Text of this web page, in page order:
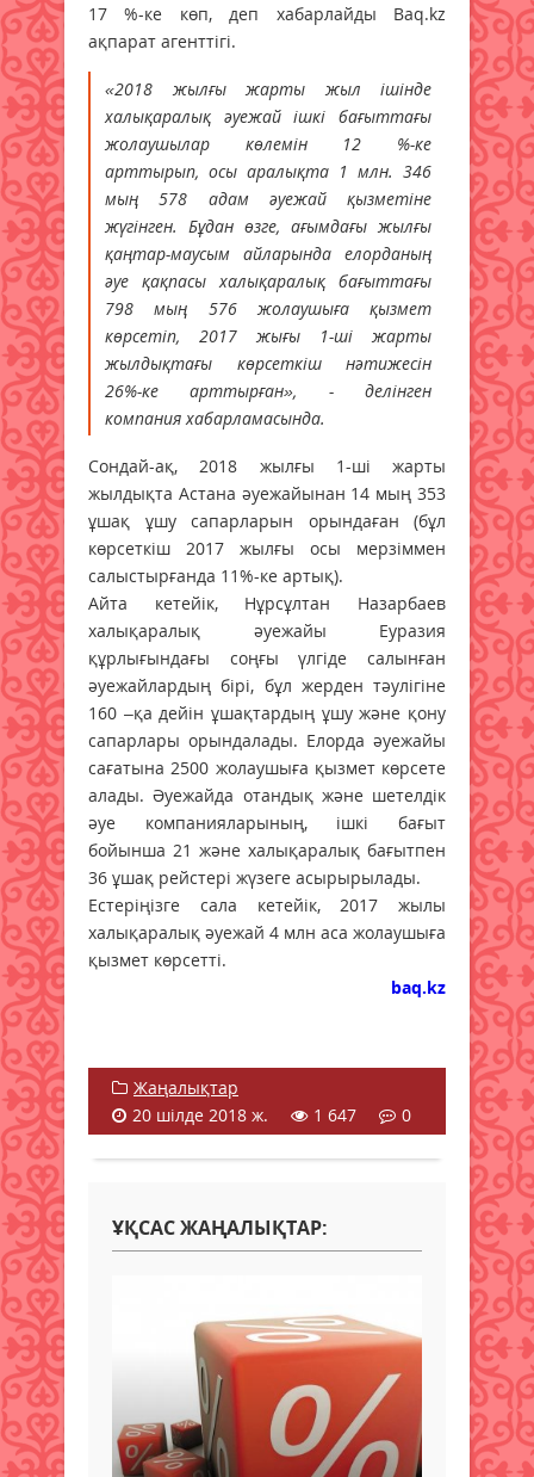
17 %-ке көп, деп хабарлайды Baq.kz
ақпарат агенттігі.
«2018 жылғы жарты жыл ішінде
халықаралық әуежай ішкі бағыттағы
жолаушылар көлемін 12 %-ке
арттырып, осы аралықта 1 млн. 346
мың 578 адам әуежай қызметіне
жүгінген. Бұдан өзге, ағымдағы жылғы
қаңтар-маусым айларында елорданың
әуе қақпасы халықаралық бағыттағы
798 мың 576 жолаушыға қызмет
көрсетіп, 2017 жығы 1-ші жарты
жылдықтағы көрсеткіш нәтижесін
26%-ке арттырған», - делінген
компания хабарламасында.
Сондай-ақ, 2018 жылғы 1-ші жарты
жылдықта Астана әуежайынан 14 мың 353
ұшақ ұшу сапарларын орындаған (бұл
көрсеткіш 2017 жылғы осы мерзіммен
салыстырғанда 11%-ке артық).
Айта кетейік, Нұрсұлтан Назарбаев
халықаралық әуежайы Еуразия
құрлығындағы соңғы үлгіде салынған
әуежайлардың бірі, бұл жерден тәулігіне
160 –қа дейін ұшақтардың ұшу және қону
сапарлары орындалады. Елорда әуежайы
сағатына 2500 жолаушыға қызмет көрсете
алады. Әуежайда отандық және шетелдік
әуе компанияларының, ішкі бағыт
бойынша 21 және халықаралық бағытпен
36 ұшақ рейстері жүзеге асырырылады.
Естеріңізге сала кетейік, 2017 жылы
халықаралық әуежай 4 млн аса жолаушыға
қызмет көрсетті.
baq.kz
Жаңалықтар
20 шілде 2018 ж.
1 647 0
ҰҚСАС ЖАҢАЛЫҚТАР: